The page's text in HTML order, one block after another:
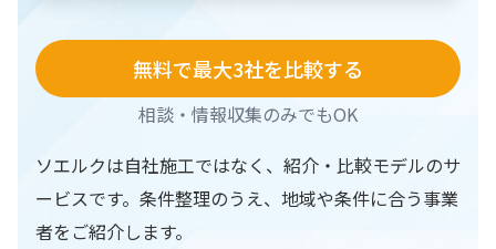
無料で最大3社を比較する
相談・情報収集のみでもOK
ソエルクは自社施工ではなく、紹介・比較モデルのサ
ービスです。条件整理のうえ、地域や条件に合う事業
者をご紹介します。